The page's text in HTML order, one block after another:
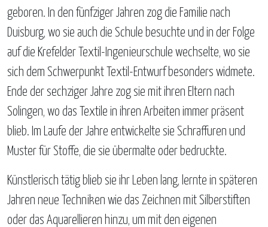
geboren. In den fünfziger Jahren zog die Familie nach
Duisburg, wo sie auch die Schule besuchte und in der Folge
auf die Krefelder Textil-Ingenieurschule wechselte, wo sie
sich dem Schwerpunkt Textil-Entwurf besonders widmete.
Ende der sechziger Jahre zog sie mit ihren Eltern nach
Solingen, wo das Textile in ihren Arbeiten immer präsent
blieb. Im Laufe der Jahre entwickelte sie Schraffuren und
Muster für Stoffe, die sie übermalte oder bedruckte.
Künstlerisch tätig blieb sie ihr Leben lang, lernte in späteren
Jahren neue Techniken wie das Zeichnen mit Silberstiften
oder das Aquarellieren hinzu, um mit den eigenen